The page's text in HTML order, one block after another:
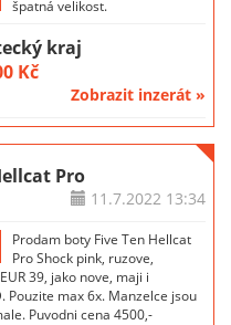
špatná velikost.
kraj
Kč
Zobrazit inzerát »
Pro
11.7.202213:34
Prodam boty Five Ten Hellcat
Pro Shock pink, ruzove,
39, jako nove, maji i
Pouzite max 6x. Manzelce jsou
Puvodni cena 4500,-